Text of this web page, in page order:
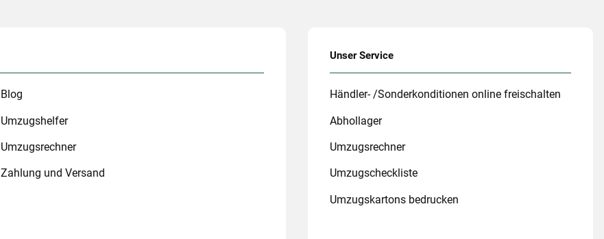
Blog
Umzugshelfer
Umzugsrechner
Zahlung und Versand
Unser Service
Händler- /Sonderkonditionen online freischalten
Abhollager
Umzugsrechner
Umzugscheckliste
Umzugskartons bedrucken